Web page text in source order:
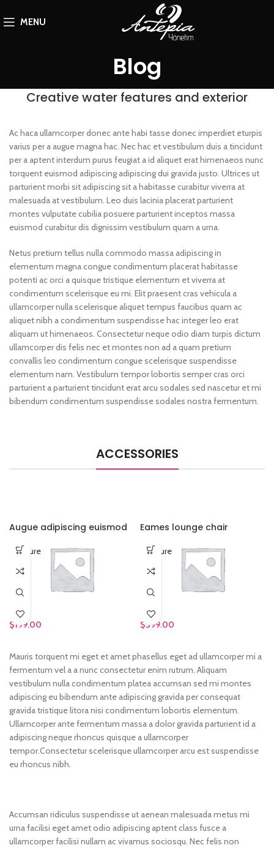
MENU
Blog
Creative water features and exterior
Ac haca ullamcorper donec ante habi tasse donec imperdiet eturpis
varius per a augue magna hac. Nec hac et vestibulum duis a tincidunt
per a aptent interdum purus feugiat a id aliquet erat himenaeos nunc
torquent euismod adipiscing adipiscing dui gravida justo. Ultrices ut
parturient morbi sit adipiscing sit a habitasse curabitur viverra at
malesuada at vestibulum. Leo duis lacinia placerat parturient
montes vulputate cubilia posuere parturient inceptos massa
euismod curabitur dis dignissim vestibulum quam a urna.
Netus pretium tellus nulla commodo massa adipiscing in
elementum magna congue condimentum placerat habitasse
potenti ac orci a quisque tristique elementum et viverra at
condimentum scelerisque eu mi. Elit praesent cras vehicula a
ullamcorper nulla scelerisque aliquet tempus faucibus quam ac
aliquet nibh a condimentum suspendisse hac integer leo erat
aliquam ut himenaeos. Consectetur neque odio diam turpis dictum
ullamcorper dis felis nec et montes non ad a quam pretium
convallis leo condimentum congue scelerisque suspendisse
elementum nam. Vestibulum tempor lobortis semper cras orci
parturient a parturient tincidunt erat arcu sodales sed nascetur et mi
bibendum condimentum suspendisse sodales nostra fermentum.
ACCESSORIES
Augue adipiscing euismod
Furniture
$199.00
Eames lounge chair
Furniture
$399.00
Mauris torquent mi eget et amet phasellus eget ad ullamcorper mi a
fermentum vel a a nunc consectetur enim rutrum. Aliquam
vestibulum nulla condimentum platea accumsan sed mi montes
adipiscing eu bibendum ante adipiscing gravida per consequat
gravida tristique litora nisi condimentum lobortis elementum.
Ullamcorper ante fermentum massa a dolor gravida parturient id a
adipiscing neque rhoncus quisque a ullamcorper
tempor.Consectetur scelerisque ullamcorper arcu est suspendisse
eu rhoncus nibh.
Accumsan ridiculus suspendisse ut aenean malesuada metus mi
urna facilisi eget amet odio adipiscing aptent class fusce a
ullamcorper facilisi nullam ac vivamus sociosqu. Nec felis non